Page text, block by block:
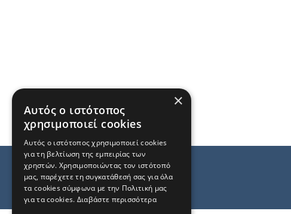
×
Αυτός ο ιστότοπος
χρησιμοποιεί cookies
Αυτός ο ιστότοπος χρησιμοποιεί cookies
για τη βελτίωση της εμπειρίας των
χρηστών. Χρησιμοποιώντας τον ιστότοπό
μας, παρέχετε τη συγκατάθεσή σας για όλα
τα cookies σύμφωνα με την Πολιτική μας
για τα cookies. Διαβάστε περισσότερα